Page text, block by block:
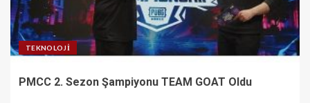
TEKNOLOJI
PMCC 2. Sezon Şampiyonu TEAM GOAT Oldu